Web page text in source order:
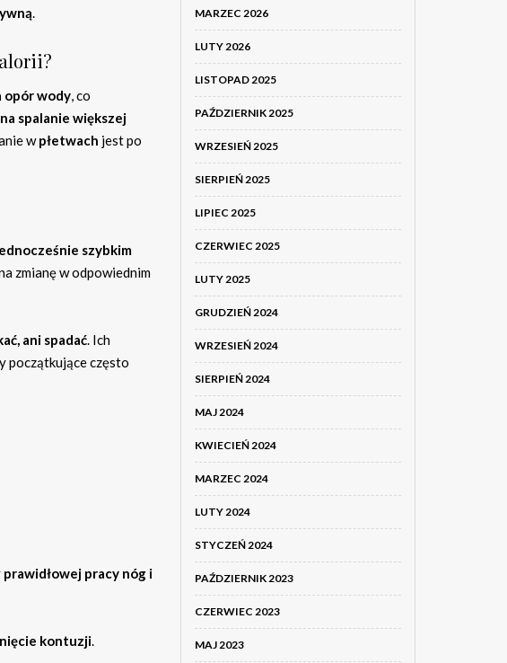
.
opór wody, co
spalanie większej
wpłetwach jest po
szybkim
zmianę w odpowiednim
ani spadać. Ich
początkujące często
prawidłowej pracy nóg i
kontuzji.
MARZEC 2026
LUTY 2026
LISTOPAD 2025
PAŹDZIERNIK 2025
WRZESIEŃ 2025
SIERPIEŃ 2025
LIPIEC 2025
CZERWIEC 2025
LUTY 2025
GRUDZIEŃ 2024
WRZESIEŃ 2024
SIERPIEŃ 2024
MAJ 2024
KWIECIEŃ 2024
MARZEC 2024
LUTY 2024
STYCZEŃ 2024
PAŹDZIERNIK 2023
CZERWIEC 2023
MAJ 2023